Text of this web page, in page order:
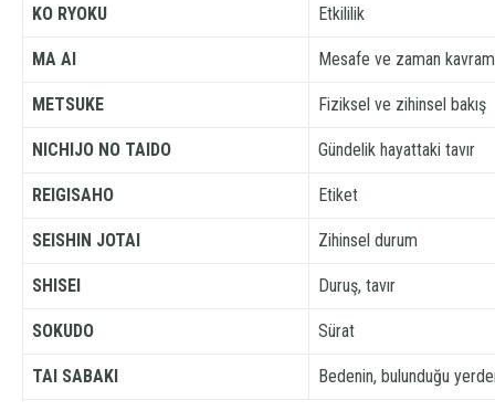
KO RYOKU Etkililik
MA AI Mesafe ve zaman
METSUKE Fiziksel ve zihinsel bakış
NICHIJO NO TAIDO Gündelik hayattaki tavır
REIGISAHO Etiket
SEISHIN JOTAI Zihinsel durum
SHISEI Duruş, tavır
SOKUDO Sürat
TAI SABAKI Bedenin, bulunduğu